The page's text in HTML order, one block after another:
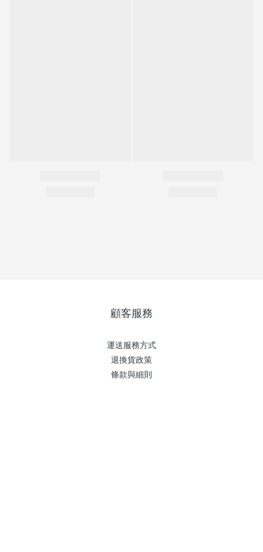
顧客服務
運送服務方式
退換貨政策
條款與細則